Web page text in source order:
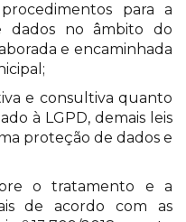
para a
dados no âmbito do
e encaminhada
e consultiva quanto
à LGPD, demais leis
proteção de dados e
o tratamento e a
de acordo com as